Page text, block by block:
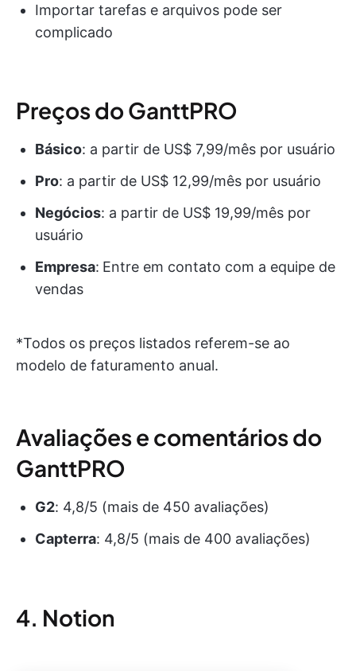
Importar tarefas e arquivos pode ser
complicado
Preços do GanttPRO
Básico: a partir de US$ 7,99/mês por usuário
Pro: a partir de US$ 12,99/mês por usuário
Negócios: a partir de US$ 19,99/mês por
usuário
Empresa: Entre em contato com a equipe de
vendas
*Todos os preços listados referem-se ao
modelo de faturamento anual.
Avaliações e comentários do
GanttPRO
G2: 4,8/5 (mais de 450 avaliações)
Capterra: 4,8/5 (mais de 400 avaliações)
4. Notion